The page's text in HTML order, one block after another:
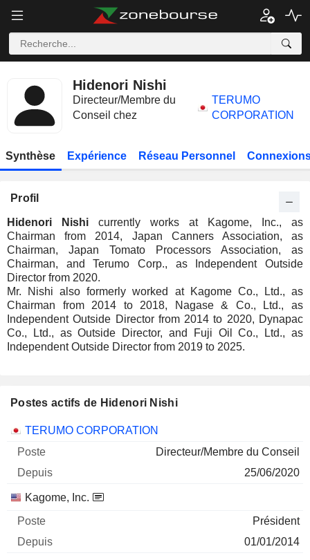
Hidenori Nishi
Directeur/Membre du
Conseil chez
TERUMO
CORPORATION
Synthèse Expérience Réseau Personnel
Profil
Hidenori Nishi currently works at Kagome, Inc., as
Chairman from 2014, Japan Canners Association, as
Chairman, Japan Tomato Processors Association, as
Chairman, and Terumo Corp., as Independent Outside
Director from 2020.
Mr. Nishi also formerly worked at Kagome Co., Ltd., as
Chairman from 2014 to 2018, Nagase & Co., Ltd., as
Independent Outside Director from 2014 to 2020, Dynapac
Co., Ltd., as Outside Director, and Fuji Oil Co., Ltd., as
Independent Outside Director from 2019 to 2025.
Postes actifs de Hidenori Nishi
Sociétés Poste Début
TERUMO CORPORATION
Directeur/Membre du Conseil
25/06/2020
Kagome, Inc.
Président
01/01/2014